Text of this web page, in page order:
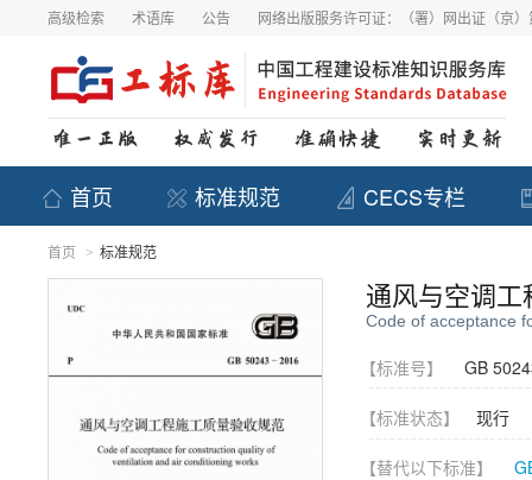
高级检索 术语库 公告 网络出版服务许可证：（署）网出证（京
首页 标准规范 CECS专栏
首页 > 标准规范
通风与空调
Code of acceptance
【标准号】 GB
【标准状态】 现行
【替代以下标准】